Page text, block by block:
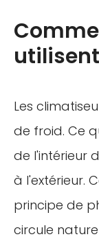
Les
de froid. Ce
de l'intérieur
à l'extérieur.
principe de
circule